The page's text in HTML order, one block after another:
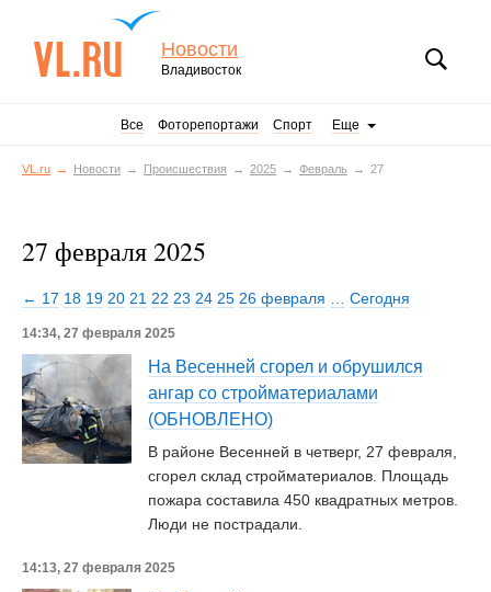
Новости
Владивосток
Все Фоторепортажи Спорт Еще
VL.ru Новости Происшествия 2025 Февраль 27
27 февраля 2025
← 17 18 19 20 21 22 23 24 25 26 февраля Сегодня
14:34, 27 февраля 2025
На Весенней сгорел и обрушился
ангар со стройматериалами
(ОБНОВЛЕНО)
В районе Весенней в четверг, 27 февраля,
сгорел склад стройматериалов. Площадь
пожара составила 450 квадратных метров.
Люди не пострадали.
14:13, 27 февраля 2025